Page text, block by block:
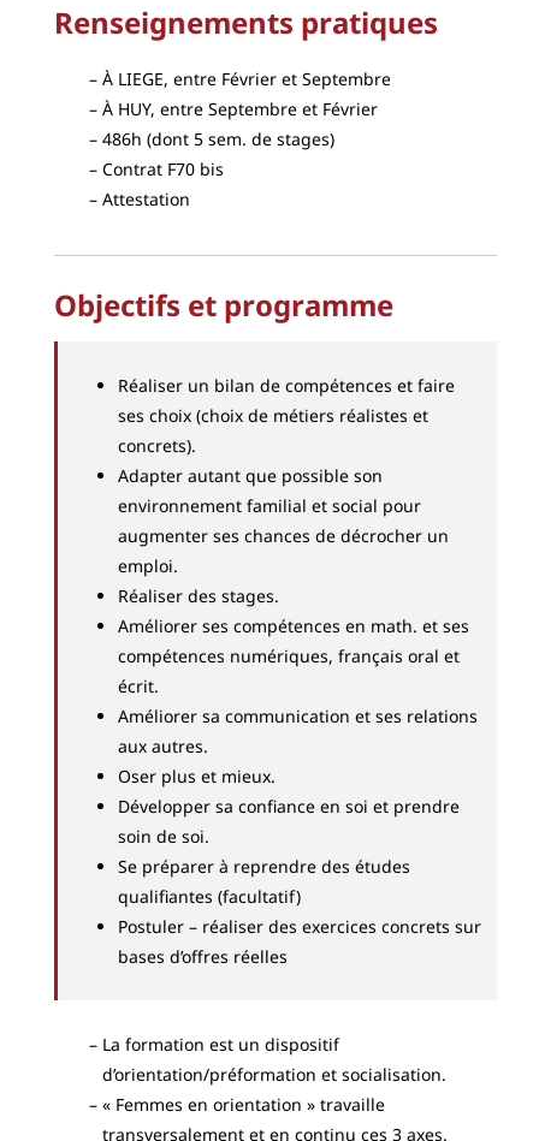
Renseignements pratiques
À LIEGE, entre Février et Septembre
À HUY, entre Septembre et Février
486h (dont 5 sem. de stages)
Contrat F70 bis
Attestation
Objectifs et programme
Réaliser un bilan de compétences et faire
ses choix (choix de métiers réalistes et
concrets).
Adapter autant que possible son
environnement familial et social pour
augmenter ses chances de décrocher un
emploi.
Réaliser des stages.
Améliorer ses compétences en math. et ses
compétences numériques, français oral et
écrit.
Améliorer sa communication et ses relations
aux autres.
Oser plus et mieux.
Développer sa confiance en soi et prendre
soin de soi.
Se préparer à reprendre des études
qualifiantes (facultatif)
Postuler – réaliser des exercices concrets sur
bases d’offres réelles
La formation est un dispositif
d’orientation/préformation et socialisation.
« Femmes en orientation » travaille
transversalement et en continu ces 3 axes.